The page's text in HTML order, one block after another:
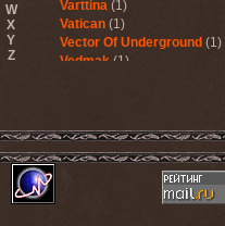
W
X
Y
Z
Varttina (1)
Vatican (1)
Vector Of Underground (1)
Vedmak (1)
Venom Inc. (2)
Veratrum (1)
Verba & Оля Пулатова (1)